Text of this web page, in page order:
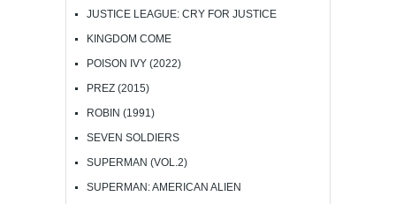
JUSTICE LEAGUE: CRY FOR JUSTICE
KINGDOM COME
POISON IVY (2022)
PREZ (2015)
ROBIN (1991)
SEVEN SOLDIERS
SUPERMAN (VOL.2)
SUPERMAN: AMERICAN ALIEN